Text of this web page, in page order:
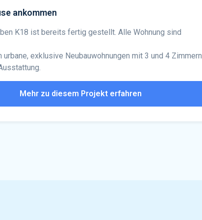
ankommen
K18 ist bereits fertig gestellt. Alle Wohnung sind
urbane, exklusive Neubauwohnungen mit 3 und 4 Zimmern
Mehr zu diesem Projekt erfahren